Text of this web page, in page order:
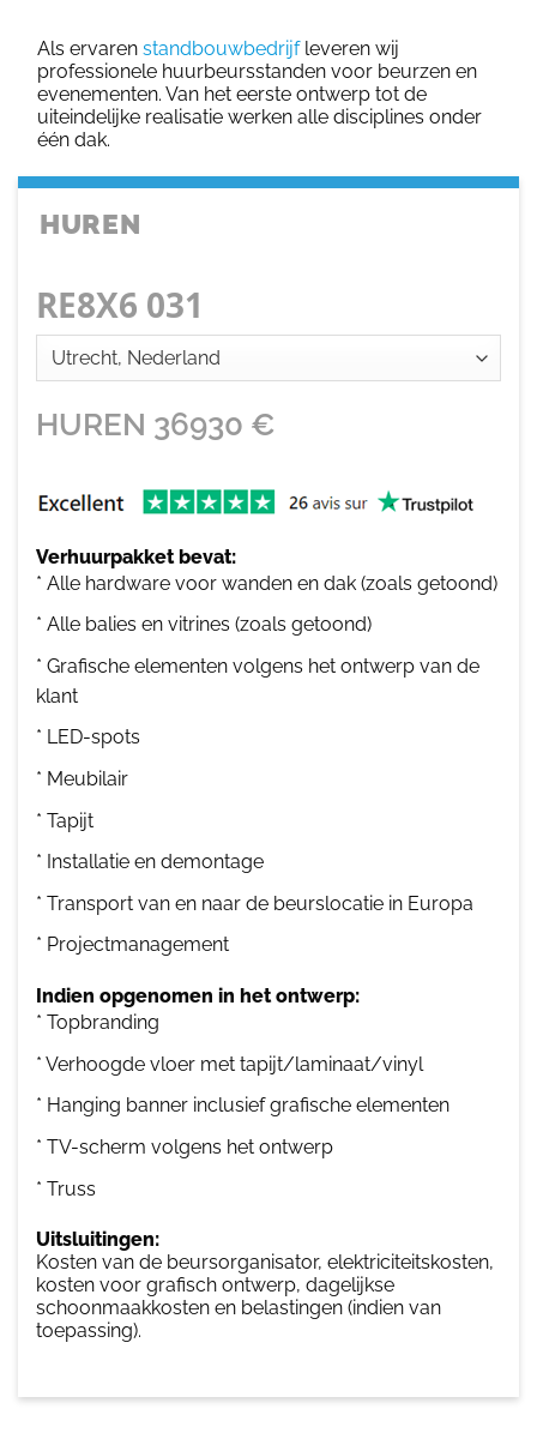
Als ervaren standbouwbedrijfleveren wij
professionele huurbeursstanden voor beurzen en
evenementen. Van het eerste ontwerp tot de
uiteindelijke realisatie werken alle disciplines onder
één dak.
HUREN
RE8X6 031
HUREN 36930 €
Verhuurpakket bevat:
* Alle hardware voor wanden en dak (zoals getoond)
* Alle balies en vitrines (zoals getoond)
* Grafische elementen volgens het ontwerp van de
klant
* LED-spots
* Meubilair
* Tapijt
* Installatie en demontage
* Transport van en naar de beurslocatie in Europa
* Projectmanagement
Indien opgenomen in het ontwerp:
* Topbranding
* Verhoogde vloer met tapijt/laminaat/vinyl
* Hanging banner inclusief grafische elementen
* TV-scherm volgens het ontwerp
* Truss
Uitsluitingen:
Kosten van de beursorganisator, elektriciteitskosten,
kosten voor grafisch ontwerp, dagelijkse
schoonmaakkosten en belastingen (indien van
toepassing).